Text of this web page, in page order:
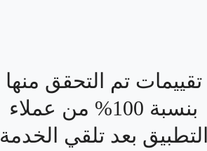
تقييمات تم التحقق منها
بنسبة 100% من عملاء
التطبيق بعد تلقي الخدمة